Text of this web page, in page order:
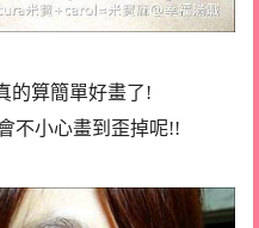
的算簡單好畫了!
不小心畫到歪掉呢!!